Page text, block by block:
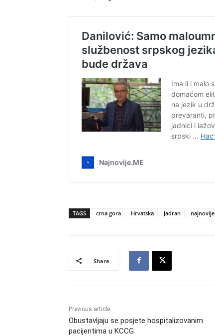
TAGS crna gora Hrvatska Jadran najnovije
Share
Previous article
Obustavljaju se posjete hospitalizovanim
pacijentima u KCCG